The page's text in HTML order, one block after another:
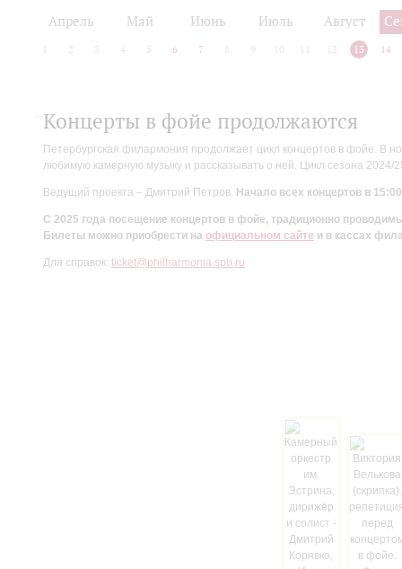
Апрель Май Июнь Июль Август
2 3 4 5 6 7 8 9 10 12 13 14
Концерты в фойе продолжаются
Петербургская филармония продолжает цикл концертов в фойе. В
любимую камерную музыку и рассказывать о ней. Цикл сезона
Ведущий проекта – Дмитрий Петров. Начало всех концертов в
С 2025 года посещение концертов в фойе, традиционно
Билеты можно приобрести на официальном сайте и в кассах
Для справок: ticket@philharmonia.spb.ru